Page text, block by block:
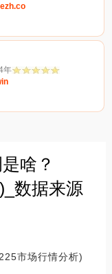
年
啥？
数据来源
市场行情分析)